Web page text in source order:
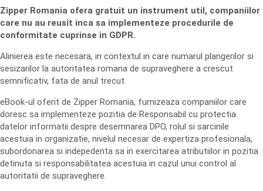
Zipper Romania ofera gratuit un instrument util, companiilor
care nu au reusit inca sa implementeze procedurile de
conformitate cuprinse in GDPR.
Alinierea este necesara, in contextul in care numarul plangerilor si
sesizarilor la autoritatea romana de supraveghere a crescut
semnificativ, fata de anul trecut.
eBook-ul oferit de Zipper Romania, furnizeaza companiilor care
doresc sa implementeze pozitia de Responsabil cu protectia
datelor informatii despre desemnarea DPO, rolul si sarcinile
acestuia in organizatie, nivelul necesar de expertiza profesionala,
subordonarea si indepedenta sa in exercitarea atributiilor in pozitia
detinuta si responsabilitatea acestuia in cazul unui control al
autoritatii de supraveghere.